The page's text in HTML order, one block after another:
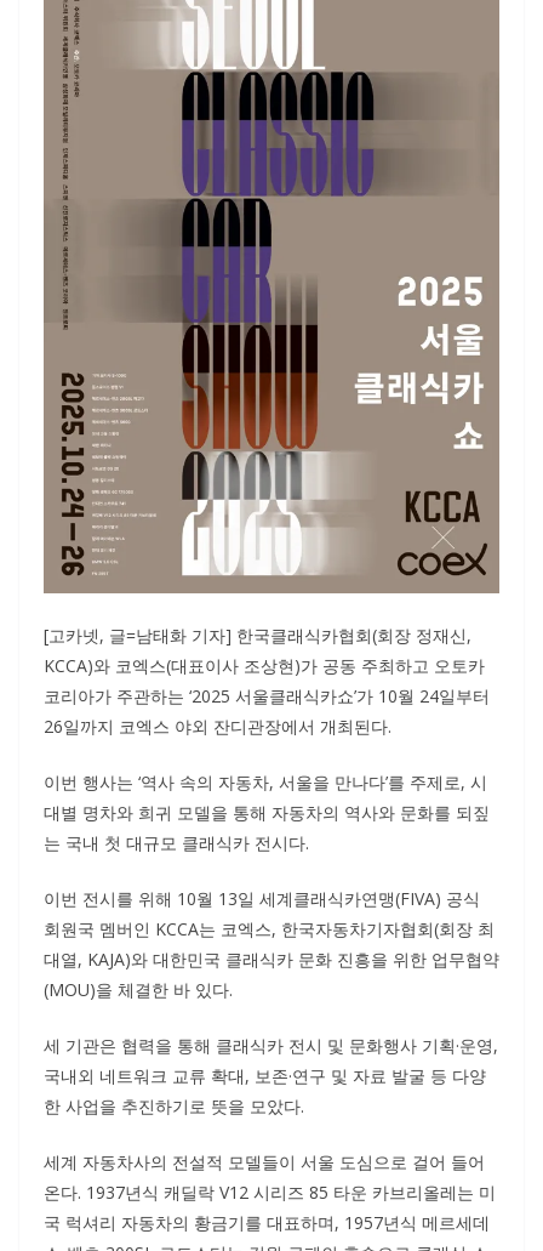
[고카넷, 글=남태화 기자] 한국클래식카협회(회장 정재신,
KCCA)와 코엑스(대표이사 조상현)가 공동 주최하고 오토카
코리아가 주관하는 ‘2025 서울클래식카쇼’가 10월 24일부터
26일까지 코엑스 야외 잔디관장에서 개최된다.
이번 행사는 ‘역사 속의 자동차, 서울을 만나다’를 주제로, 시
대별 명차와 희귀 모델을 통해 자동차의 역사와 문화를 되짚
는 국내 첫 대규모 클래식카 전시다.
이번 전시를 위해 10월 13일 세계클래식카연맹(FIVA) 공식
회원국 멤버인 KCCA는 코엑스, 한국자동차기자협회(회장 최
대열, KAJA)와 대한민국 클래식카 문화 진흥을 위한 업무협약
(MOU)을 체결한 바 있다.
세 기관은 협력을 통해 클래식카 전시 및 문화행사 기획·운영,
국내외 네트워크 교류 확대, 보존·연구 및 자료 발굴 등 다양
한 사업을 추진하기로 뜻을 모았다.
세계 자동차사의 전설적 모델들이 서울 도심으로 걸어 들어
온다. 1937년식 캐딜락 V12 시리즈 85 타운 카브리올레는 미
국 럭셔리 자동차의 황금기를 대표하며, 1957년식 메르세데